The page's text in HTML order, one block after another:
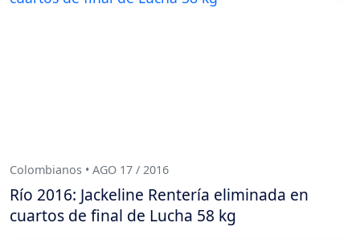
Colombianos • AGO 17 / 2016
Río 2016: Jackeline Rentería eliminada en
cuartos de final de Lucha 58 kg